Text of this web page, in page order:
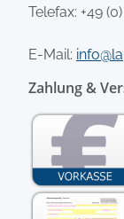
Telefax: +49
E-Mail:
Zahlung &